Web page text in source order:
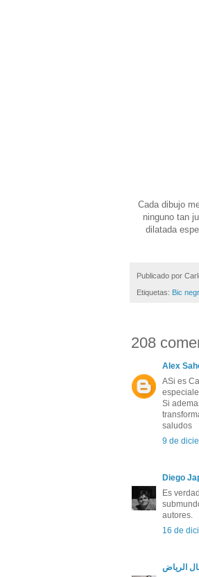
Cada dibujo
ninguno tan
dilatada
Publicado por
Etiquetas: Bic
208
Alex
ASi es
Si
saludos
9 de
Diego
Es
autores.
16 de
الرياض